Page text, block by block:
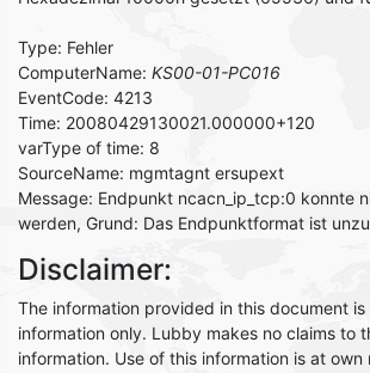
Type: Fehler
ComputerName: KS00-01-PC016
EventCode: 4213
Time: 20080429130021.000000+120
varType of time: 8
SourceName: mgmtagnt ersupext
Message: Endpunkt ncacn_ip_tcp:0 konnte
werden, Grund: Das Endpunktformat ist
Disclaimer:
The information provided in this document
information only. Lubby makes no claims to
information. Use of this information is at own